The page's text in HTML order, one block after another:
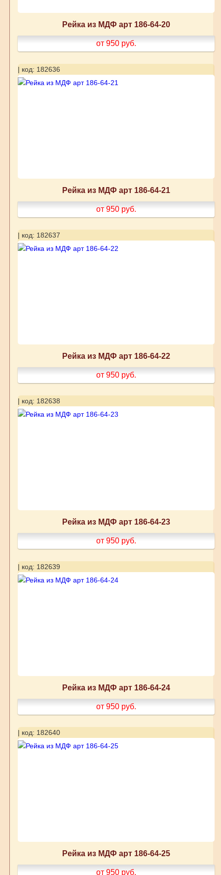
Рейка из МДФ арт 186-64-20
от 950 руб.
| код: 182636
Рейка из МДФ арт 186-64-21
от 950 руб.
| код: 182637
Рейка из МДФ арт 186-64-22
от 950 руб.
| код: 182638
Рейка из МДФ арт 186-64-23
от 950 руб.
| код: 182639
Рейка из МДФ арт 186-64-24
от 950 руб.
| код: 182640
Рейка из МДФ арт 186-64-25
от 950 руб.